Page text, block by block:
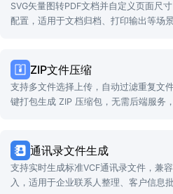
SVG矢量图转PDF文档并自定义页面尺
配置，适用于文档归档、打印输出等场景
ZIP文件压缩
支持多文件选择上传，自动过滤重复文
键打包生成 ZIP 压缩包，无需后端服务
通讯录文件生成
支持实时生成标准VCF通讯录文件，兼
入，适用于企业联系人整理、客户信息